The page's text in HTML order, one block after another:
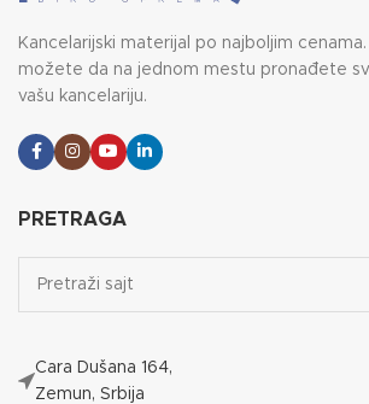
Kancelarijski materijal po najboljim
možete da na jednom mestu pronađete
vašu kancelariju.
PRETRAGA
Cara Dušana 164,
Zemun, Srbija